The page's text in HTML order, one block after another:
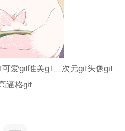
爱gif唯美gif二次元gif头像gif
逼格gif